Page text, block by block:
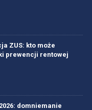
ZUS: kto może
prewencji rentowej
domniemanie